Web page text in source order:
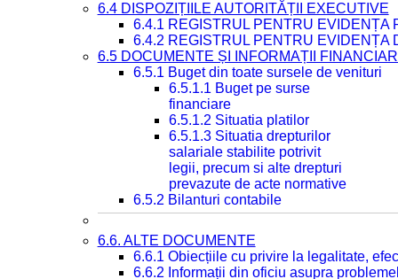
6.4 DISPOZIȚIILE AUTORITĂȚII EXECUTIVE
6.4.1 REGISTRUL PENTRU EVIDENȚA
6.4.2 REGISTRUL PENTRU EVIDENȚA
6.5 DOCUMENTE ȘI INFORMAȚII
6.5.1 Buget din toate sursele de venituri
6.5.1.1 Buget pe surse
financiare
6.5.1.2 Situatia platilor
6.5.1.3 Situatia drepturilor
salariale stabilite potrivit
legii, precum si alte drepturi
prevazute de acte normative
6.5.2 Bilanturi contabile
6.6. ALTE DOCUMENTE
6.6.1 Obiecțiile cu privire la legalitate,
6.6.2 Informații din oficiu asupra